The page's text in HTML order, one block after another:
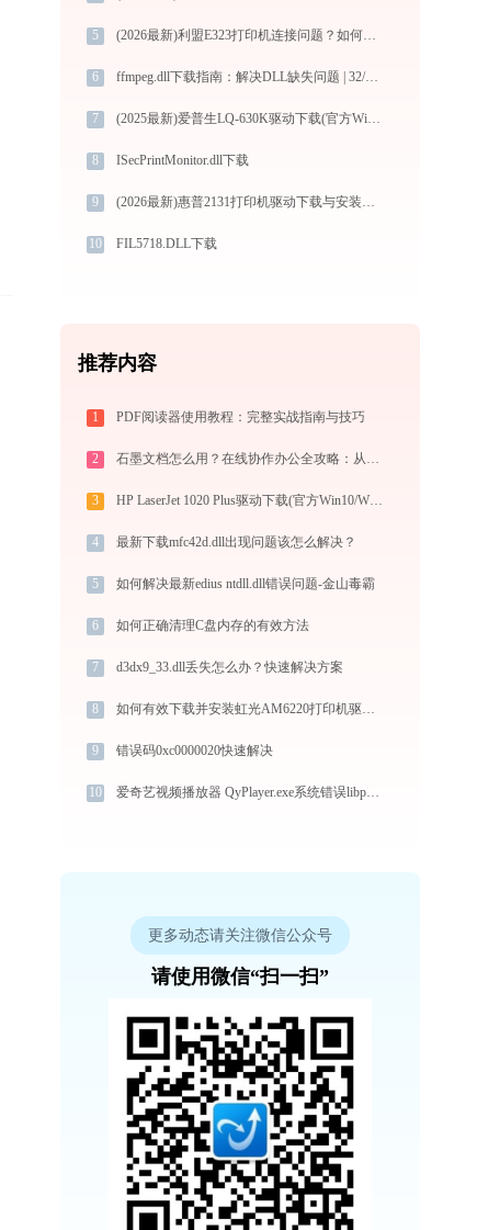
5 (2026最新)利盟E323打印机连接问题？如何解决 -金山毒霸
6 ffmpeg.dll下载指南：解决DLL缺失问题 | 32/64位官方免费版
7 (2025最新)爱普生LQ-630K驱动下载(官方Win10/Win11)
8 ISecPrintMonitor.dll下载
9 (2026最新)惠普2131打印机驱动下载与安装教程：新手也能轻松搞定
10 FIL5718.DLL下载
推荐内容
1 PDF阅读器使用教程：完整实战指南与技巧
2 石墨文档怎么用？在线协作办公全攻略：从注册到团队高效协同
3 HP LaserJet 1020 Plus驱动下载(官方Win10/Win11)
4 最新下载mfc42d.dll出现问题该怎么解决？
5 如何解决最新edius ntdll.dll错误问题-金山毒霸
6 如何正确清理C盘内存的有效方法
7 d3dx9_33.dll丢失怎么办？快速解决方案
8 如何有效下载并安装虹光AM6220打印机驱动？全方位指导手册
9 错误码0xc0000020快速解决
10 爱奇艺视频播放器 QyPlayer.exe系统错误libprotobuf-lite.dll丢失如何解决
更多动态请关注微信公众号
请使用微信“扫一扫”